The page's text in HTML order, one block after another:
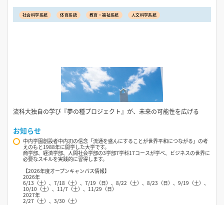
社会科学系統 体育系統 教育・福祉系統 人文科学系統
流科大独自の学び『夢の種プロジェクト』が、未来の可能性を広げる
お知らせ
中内学園創設者中内㓛の信念「流通を盛んにすることが世界平和につながる」の考
えのもと1988年に開学した大学です。
商学部、経済学部、人間社会学部の3学部7学科17コースが学べ、ビジネスの世界に
必要なスキルを実践的に習得します。
【2026年度オープンキャンパス情報】
2026年
6/13（土）、7/18（土）、7/19（日）、8/22（土）、8/23（日）、9/19（土）、
10/10（土）、11/7（土）、11/29（日）
2027年
2/27（土）、3/30（土）